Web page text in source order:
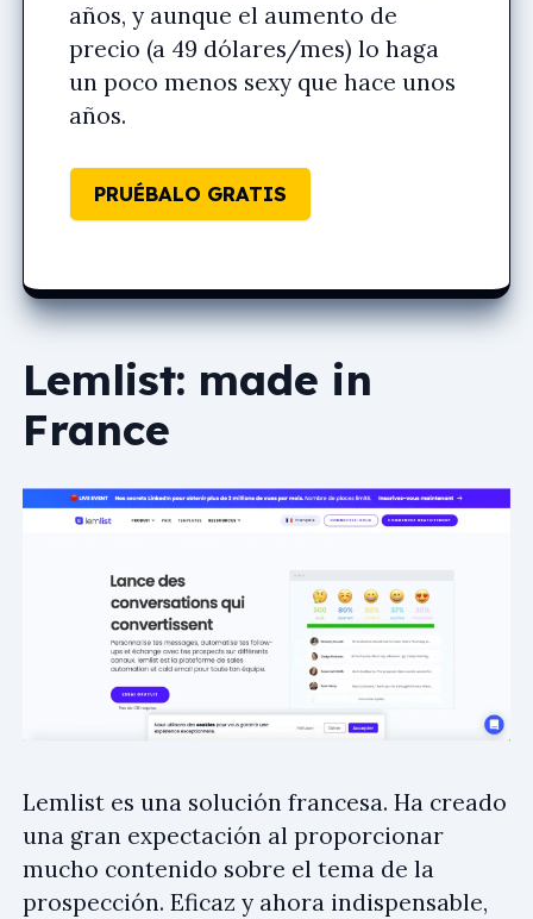
años, y aunque el aumento de
precio (a 49 dólares/mes) lo haga
un poco menos sexy que hace unos
años.
PRUÉBALO GRATIS
Lemlist: made in
France
Lemlist es una solución francesa. Ha creado
una gran expectación al proporcionar
mucho contenido sobre el tema de la
prospección. Eficaz y ahora indispensable,